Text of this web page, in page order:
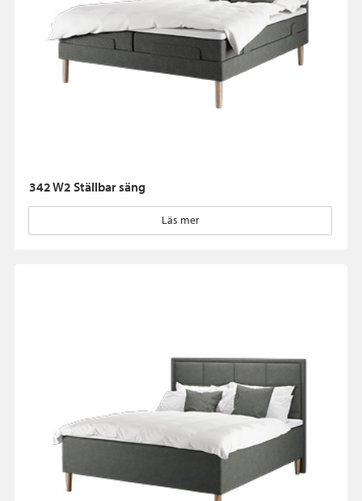
342 W2 Ställbar säng
Läs mer